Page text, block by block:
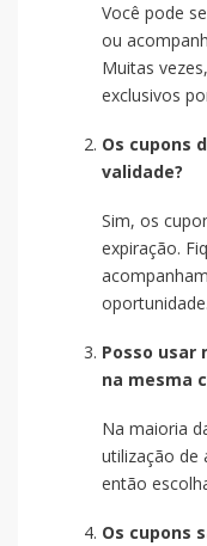
Você pode
ou
Muitas
exclusivos
Os cupons
validade?
Sim, os
expiração.
oportunidade.
Posso usar
na mesma
Na maioria
utilização de
então
Os cupons